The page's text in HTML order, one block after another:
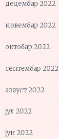
децембар 2022
новембар 2022
октобар 2022
септембар 2022
август 2022
јул 2022
јун 2022